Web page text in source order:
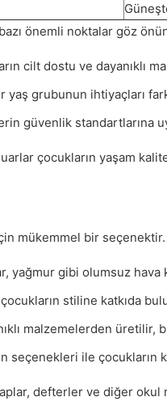
önemli noktalar göz
cilt dostu ve dayanıklı
yaş grubunun ihtiyaçları
güvenlik standartlarına
çocukların yaşam
mükemmel bir
yağmur gibi olumsuz hava
stiline katkıda
malzemelerden üretilir,
seçenekleri ile
defterler ve diğer okul